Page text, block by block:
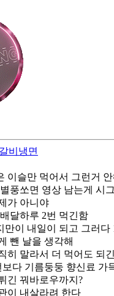
비냉면
이슬만 먹어서 그런거 안
풍쏘면 영상 남는게 시
가 아니야
달하루 2번 먹긴함
만이 내일이 되고 그러다
뺀 날을 생각해
히 말라서 더 먹어도 되
보다 기름둥둥 향신료 가
긴 꿔바로우까지?
이 내살라려 한다